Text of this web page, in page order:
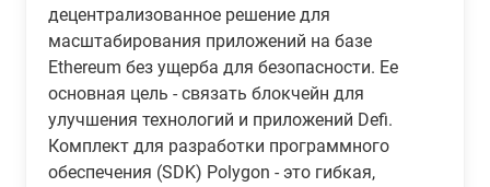
децентрализованное решение для
масштабирования приложений на базе
Ethereum без ущерба для безопасности. Ее
основная цель - связать блокчейн для
улучшения технологий и приложений Defi.
Комплект для разработки программного
обеспечения (SDK) Polygon - это гибкая,